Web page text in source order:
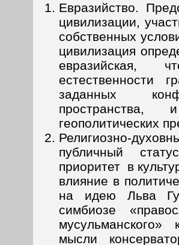
Евразийство.
цивилизации,
собственных
цивилизация
евразийская,
естественности
заданных
пространства,
геополитических
Религиозно-
публичный
приоритет в
влияние в
на идею Льва
симбиозе
мысли